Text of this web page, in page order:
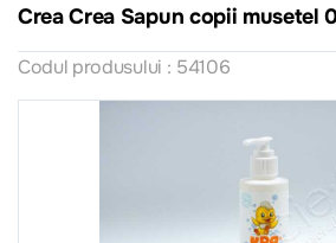
Crea Crea Sapun copii musetel
Codul produsului : 54106